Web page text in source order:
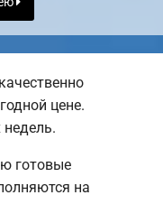
цене.
недель.
готовые
на